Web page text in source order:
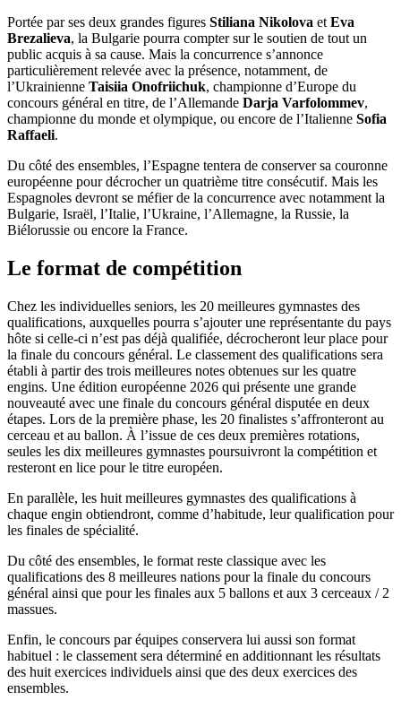
Portée par ses deux grandes figures Stiliana Nikolova et Eva
Brezalieva, la Bulgarie pourra compter sur le soutien de tout un
public acquis à sa cause. Mais la concurrence s’annonce
particulièrement relevée avec la présence, notamment, de
l’Ukrainienne Taisiia Onofriichuk, championne d’Europe du
concours général en titre, de l’Allemande Darja Varfolommev,
championne du monde et olympique, ou encore de l’Italienne Sofia
Raffaeli.
Du côté des ensembles, l’Espagne tentera de conserver sa couronne
européenne pour décrocher un quatrième titre consécutif. Mais les
Espagnoles devront se méfier de la concurrence avec notamment la
Bulgarie, Israël, l’Italie, l’Ukraine, l’Allemagne, la Russie, la
Biélorussie ou encore la France.
Le format de compétition
Chez les individuelles seniors, les 20 meilleures gymnastes des
qualifications, auxquelles pourra s’ajouter une représentante du pays
hôte si celle-ci n’est pas déjà qualifiée, décrocheront leur place pour
la finale du concours général. Le classement des qualifications sera
établi à partir des trois meilleures notes obtenues sur les quatre
engins. Une édition européenne 2026 qui présente une grande
nouveauté avec une finale du concours général disputée en deux
étapes. Lors de la première phase, les 20 finalistes s’affronteront au
cerceau et au ballon. À l’issue de ces deux premières rotations,
seules les dix meilleures gymnastes poursuivront la compétition et
resteront en lice pour le titre européen.
En parallèle, les huit meilleures gymnastes des qualifications à
chaque engin obtiendront, comme d’habitude, leur qualification pour
les finales de spécialité.
Du côté des ensembles, le format reste classique avec les
qualifications des 8 meilleures nations pour la finale du concours
général ainsi que pour les finales aux 5 ballons et aux 3 cerceaux / 2
massues.
Enfin, le concours par équipes conservera lui aussi son format
habituel : le classement sera déterminé en additionnant les résultats
des huit exercices individuels ainsi que des deux exercices des
ensembles.